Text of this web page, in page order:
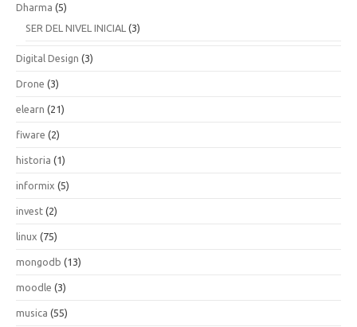
Dharma (5)
SER DEL NIVEL INICIAL (3)
Digital Design (3)
Drone (3)
elearn (21)
fiware (2)
historia (1)
informix (5)
invest (2)
linux (75)
mongodb (13)
moodle (3)
musica (55)